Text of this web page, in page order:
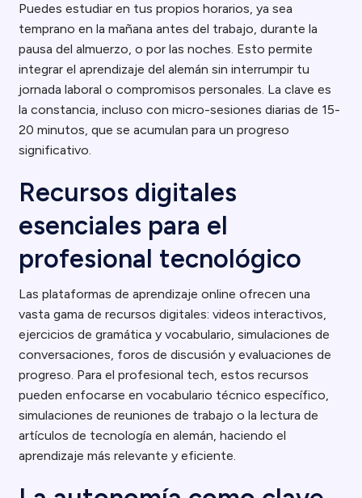
Puedes estudiar en tus propios horarios, ya sea
temprano en la mañana antes del trabajo, durante la
pausa del almuerzo, o por las noches. Esto permite
integrar el aprendizaje del alemán sin interrumpir tu
jornada laboral o compromisos personales. La clave es
la constancia, incluso con micro-sesiones diarias de 15-
20 minutos, que se acumulan para un progreso
significativo.
Recursos digitales
esenciales para el
profesional tecnológico
Las plataformas de aprendizaje online ofrecen una
vasta gama de recursos digitales: videos interactivos,
ejercicios de gramática y vocabulario, simulaciones de
conversaciones, foros de discusión y evaluaciones de
progreso. Para el profesional tech, estos recursos
pueden enfocarse en vocabulario técnico específico,
simulaciones de reuniones de trabajo o la lectura de
artículos de tecnología en alemán, haciendo el
aprendizaje más relevante y eficiente.